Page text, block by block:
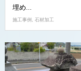
埋め...
施工事例 石材加工